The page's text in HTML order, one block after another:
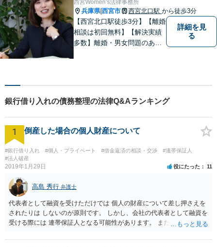
さい。【完全個室・お子様も
歓迎】
西宮Women’s法律事務所
兵庫県|西宮市 西宮北口駅 から徒歩3分
【西宮北口駅徒歩3分】【離婚
相談は初回無料】【解決実績
多数】離婚・男女問題のあら
します。【土日祝日・夜間の
ご相談も対応可】【完全個室
／お子様同伴でも大丈夫で
す】
詳細を見
る
銀行借り入れの債務整理の法律Q&Aランキング
1 倒産した場合の個人財産について
#銀行借り入れ #個人・プライベート #借金返済の相談・交渉
#連帯保証人
#法人破産
2019年1月29日 役にたった 11
高島 秀行 弁護士
代表者として融資を受けただけでは 個人の財産について差し押さえを
されたりは しないのが原則です。 しかし、会社の代表者として融資を
受ける際には 連帯保証人となる可能性があります。 また、返済が厳し
があります。 個人の財産について責任を免れたいのであれば 連帯保証